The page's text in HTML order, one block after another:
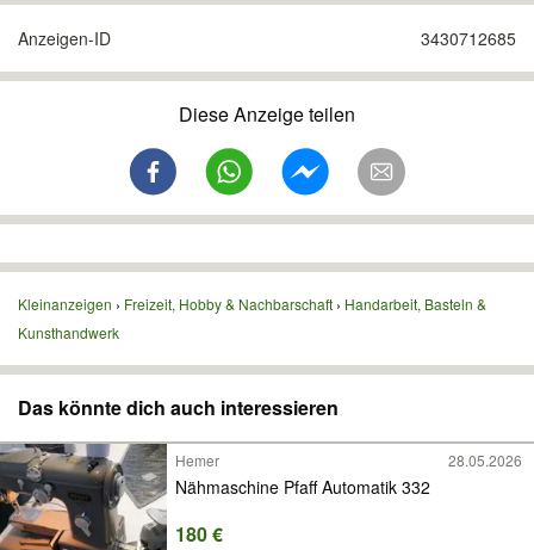
Anzeigen-ID 3430712685
Diese Anzeige teilen
Kleinanzeigen Freizeit, Hobby & Nachbarschaft
Handarbeit, Basteln &
Kunsthandwerk
Das könnte dich auch interessieren
Hemer 28.05.2026
Nähmaschine Pfaff Automatik 332
180 €